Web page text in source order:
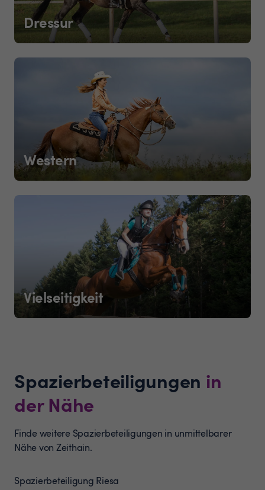
Dressur
Western
Vielseitigkeit
Spazierbeteiligungen in
der Nähe
Finde weitere Spazierbeteiligungen in unmittelbarer
Nähe von Zeithain.
Spazierbeteiligung Riesa